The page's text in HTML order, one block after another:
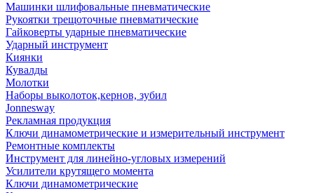
Машинки шлифовальные пневматические
Рукоятки трещоточные пневматические
Гайковерты ударные пневматические
Ударный инструмент
Киянки
Кувалды
Молотки
Наборы выколоток,кернов, зубил
Jonnesway
Рекламная продукция
Ключи динамометрические и измерительный инструмент
Ремонтные комплекты
Инструмент для линейно-угловых измерений
Усилители крутящего момента
Ключи динамометрические